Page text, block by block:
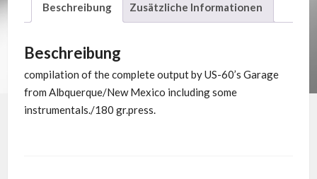
Beschreibung Zusätzliche Informationen
Beschreibung
compilation of the complete output by US-60’s Garage
from Albquerque/New Mexico including some
instrumentals./180 gr.press.